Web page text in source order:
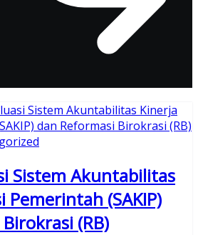
Sistem Akuntabilitas
Pemerintah (SAKIP)
(RB)